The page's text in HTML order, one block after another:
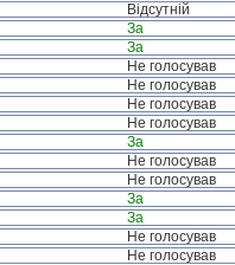
Відсутній
За
За
Не голосував
Не голосував
Не голосував
Не голосував
За
Не голосував
Не голосував
За
За
Не голосував
Не голосував